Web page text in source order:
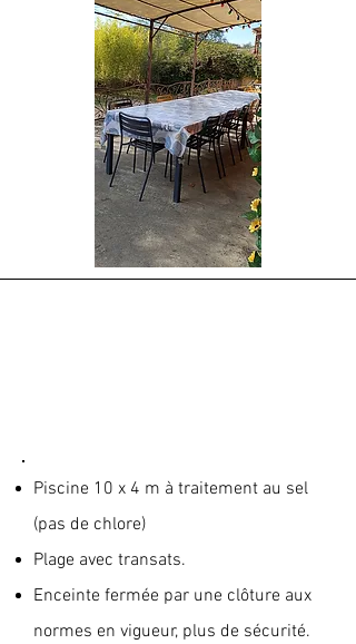
Piscine 10 x 4 m à traitement au sel
(pas de chlore)
Plage avec transats.
Enceinte fermée par une clôture aux
normes en vigueur, plus de sécurité.